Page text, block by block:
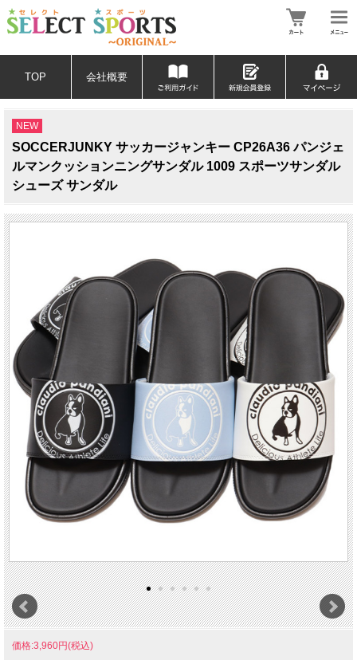
TOP 会社概要
NEW
SOCCERJUNKY サッカージャンキー CP26A36 パンジェ
ルマンクッションニングサンダル 1009 スポーツサンダル
シューズ サンダル
価格:3,960円(税込)